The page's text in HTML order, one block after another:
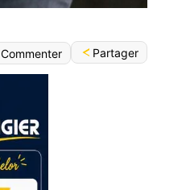
Commenter Partager